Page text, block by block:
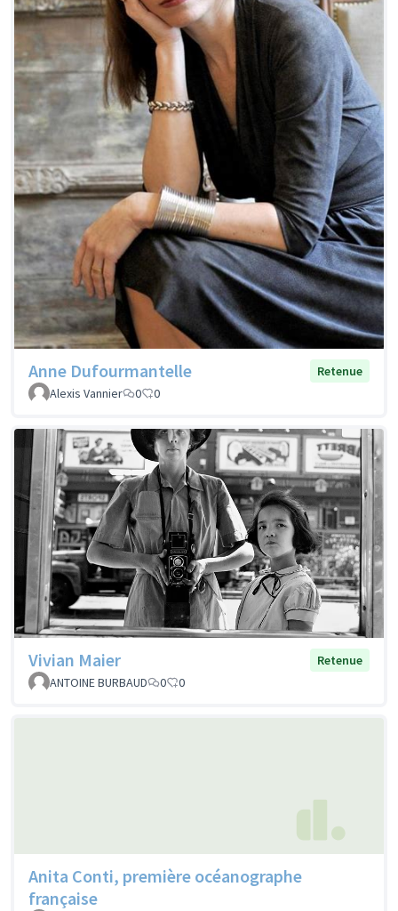
Anne Dufourmantelle
Retenue
Alexis Vannier
0 0
Vivian Maier
Retenue
ANTOINE BURBAUD
0 0
Anita Conti, première océanographe
française